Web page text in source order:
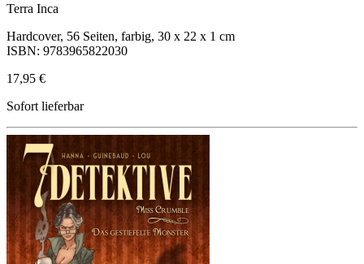
Terra Inca
Hardcover, 56 Seiten, farbig, 30 x 22 x 1 cm
ISBN: 9783965822030
17,95 €
Sofort lieferbar